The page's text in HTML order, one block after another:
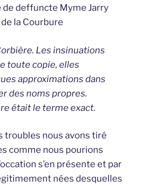
de deffuncte Myme Jarry
la Courbure
Les insinuations
toute copie, elles
approximations dans
des noms propres.
était le terme exact.
troubles nous avons tiré
comme nous pourions
s’en présente et par
nées desquelles